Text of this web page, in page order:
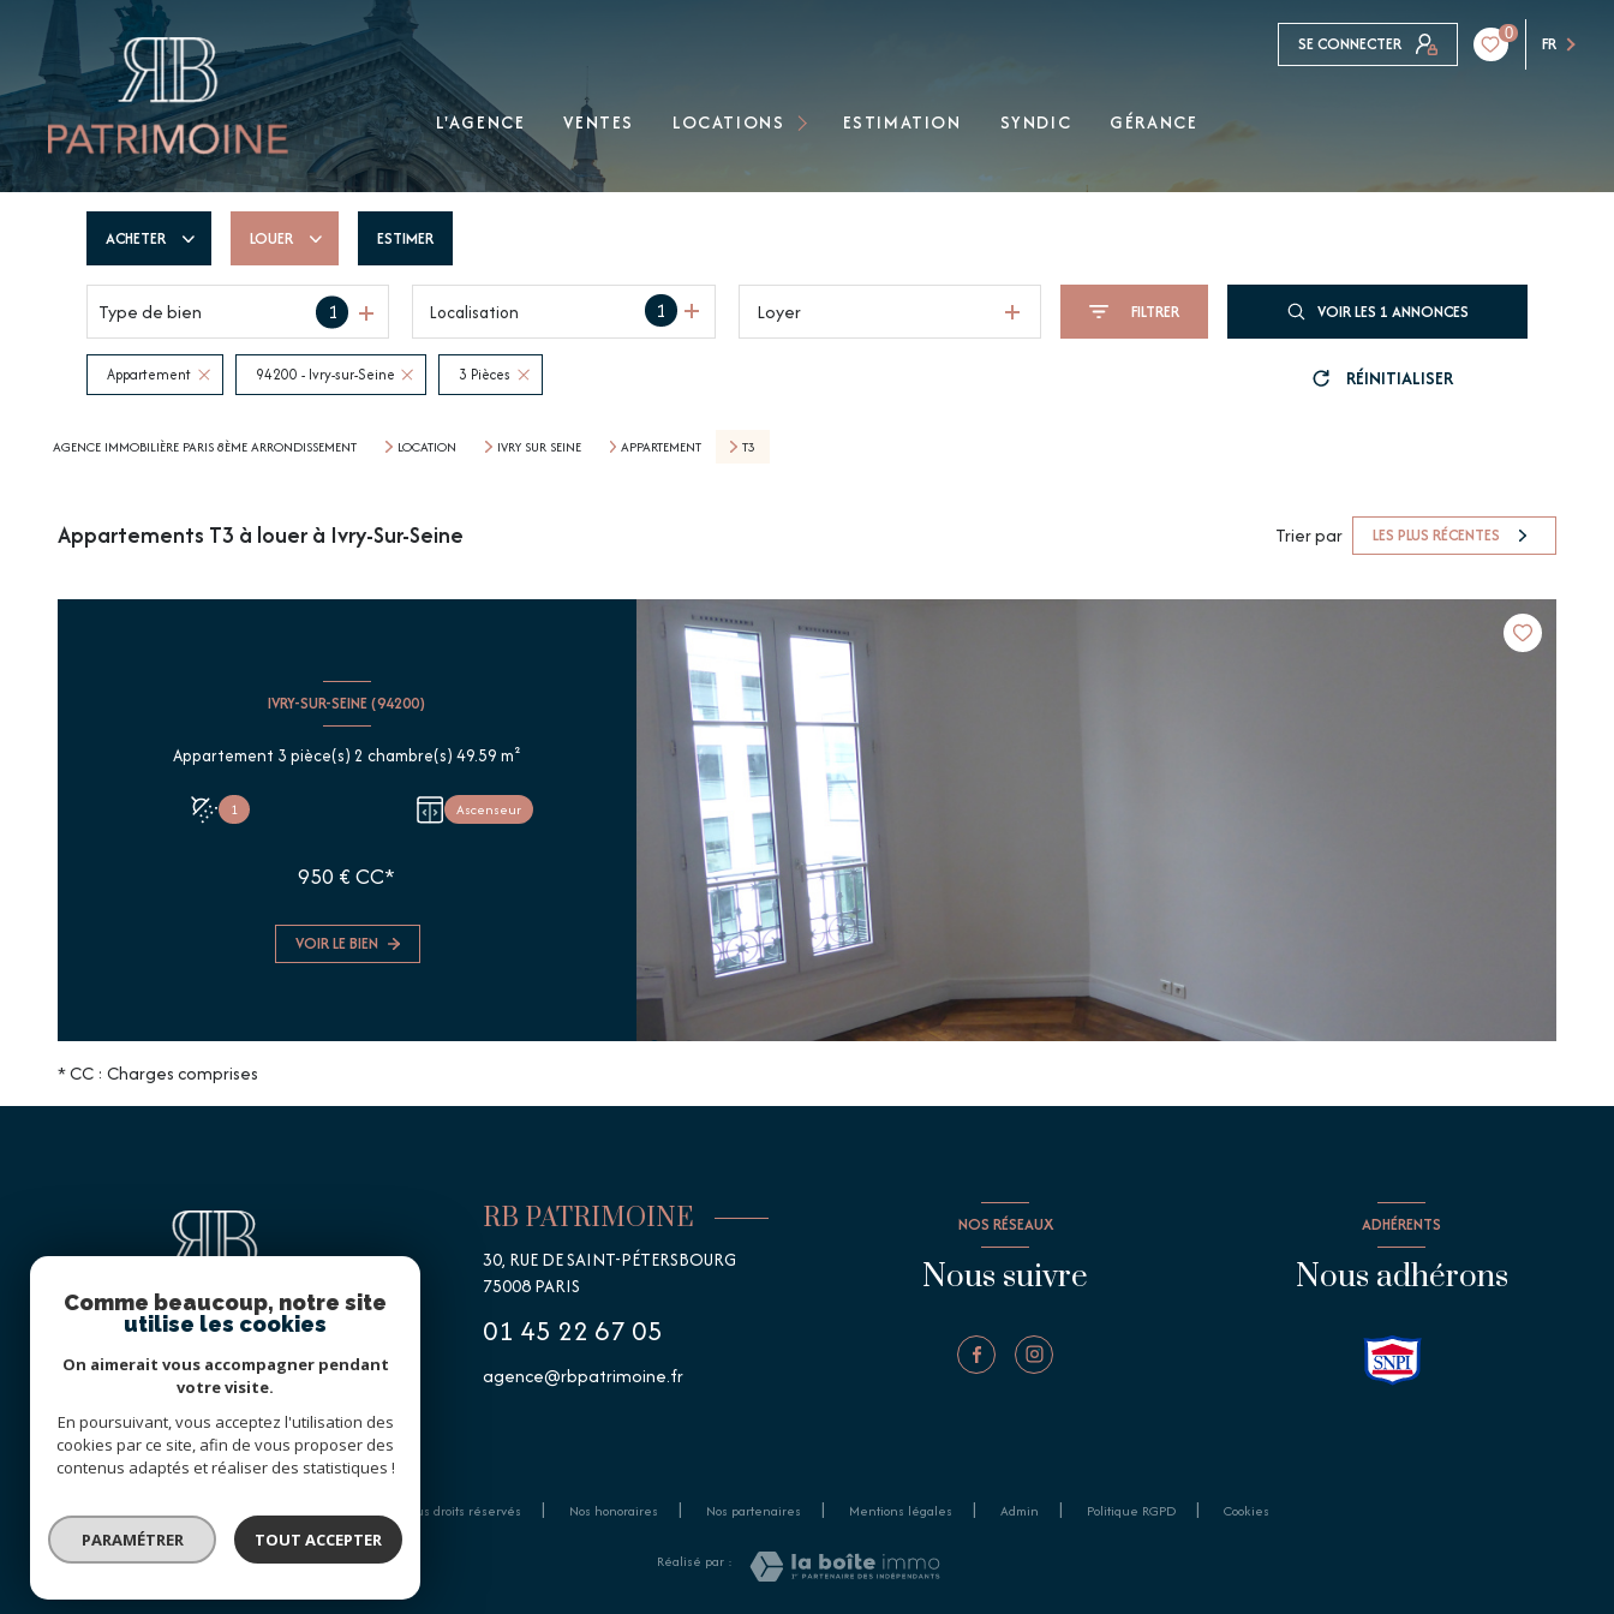
SE CONNECTER 0 FR
L'AGENCE VENTES LOCATIONS
Locations immobilières
Locations de bureaux
ESTIMATION SYNDIC GÉRANCE
ACHETER
De l'ancien
LOUER
à l'année
De l'immo pro
ESTIMER
Type de bien 1 1
Localisation Loyer FILTRER VOIR LES 1 ANNONCES
Appartement 94200 - Ivry-sur-Seine 3 Pièces RÉINITIALISER
AGENCE IMMOBILIÈRE PARIS 8ÈME ARRONDISSEMENT LOCATION IVRY SUR SEINE APPARTEMENT T3
Appartements T3 à louer à Ivry-Sur-Seine Trier par LES PLUS RÉCENTES
IVRY-SUR-SEINE (94200)
Appartement 3 pièce(s) 2 chambre(s) 49.59 m²
1 Ascenseur
950 € CC*
VOIR LE BIEN
* CC : Charges comprises
RB PATRIMOINE
30, RUE DE SAINT-PÉTERSBOURG
75008PARIS
01 45 22 67 05
agence@rbpatrimoine.fr
NOS RÉSEAUX
Nous suivre
ADHÉRENTS
Nous adhérons
© 2026 | Tous droits réservés Nos honoraires Nos partenaires Mentions légales Admin Politique RGPD Cookies
Réalisé par :
Comme beaucoup, notre site
utilise les cookies
On aimerait vous accompagner pendant
votre visite.
En poursuivant, vous acceptez l'utilisation des
cookies par ce site, afin de vous proposer des
contenus adaptés et réaliser des statistiques !
PARAMÉTRER TOUT ACCEPTER